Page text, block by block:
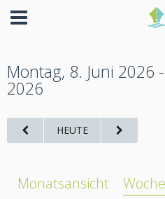
Montag, 8. Juni 2026
2026
HEUTE
Monatsansicht